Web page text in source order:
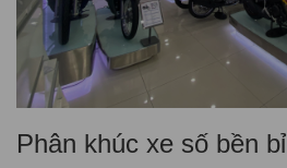
Phân khúc xe số bền bỉ